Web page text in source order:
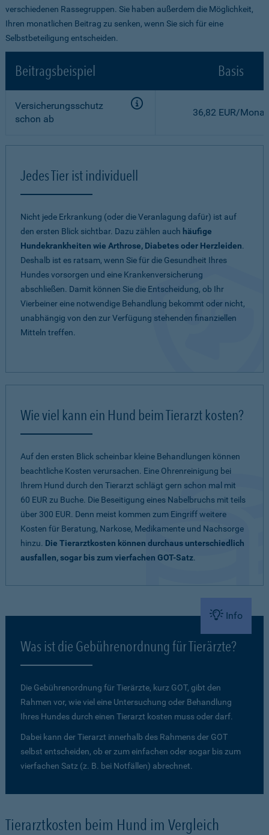
verschiedenen Rassegruppen. Sie haben außerdem die Möglichkeit,
Ihren monatlichen Beitrag zu senken, wenn Sie sich für eine
Selbstbeteiligung entscheiden.
Beitragsbeispiel Basis
Versicherungsschutz
schon ab
36,82 EUR/Monat
Jedes Tier ist individuell
Nicht jede Erkrankung (oder die Veranlagung dafür) ist auf
den ersten Blick sichtbar. Dazu zählen auch häufige
Hundekrankheiten wie Arthrose, Diabetes oder Herzleiden.
Deshalb ist es ratsam, wenn Sie für die Gesundheit Ihres
Hundes vorsorgen und eine Krankenversicherung
abschließen. Damit können Sie die Entscheidung, ob Ihr
Vierbeiner eine notwendige Behandlung bekommt oder nicht,
unabhängig von den zur Verfügung stehenden finanziellen
Mitteln treffen.
Wie viel kann ein Hund beim Tierarzt kosten?
Auf den ersten Blick scheinbar kleine Behandlungen können
beachtliche Kosten verursachen. Eine Ohrenreinigung bei
Ihrem Hund durch den Tierarzt schlägt gern schon mal mit
60 EUR zu Buche. Die Beseitigung eines Nabelbruchs mit teils
über 300 EUR. Denn meist kommen zum Eingriff weitere
Kosten für Beratung, Narkose, Medikamente und Nachsorge
hinzu. Die Tierarztkosten können durchaus unterschiedlich
ausfallen, sogar bis zum vierfachen GOT-Satz.
Info
Was ist die Gebührenordnung für Tierärzte?
Die Gebührenordnung für Tierärzte, kurz GOT, gibt den
Rahmen vor, wie viel eine Untersuchung oder Behandlung
Ihres Hundes durch einen Tierarzt kosten muss oder darf.
Dabei kann der Tierarzt innerhalb des Rahmens der GOT
selbst entscheiden, ob er zum einfachen oder sogar bis zum
vierfachen Satz (z. B. bei Notfällen) abrechnet.
Tierarztkosten beim Hund im Vergleich